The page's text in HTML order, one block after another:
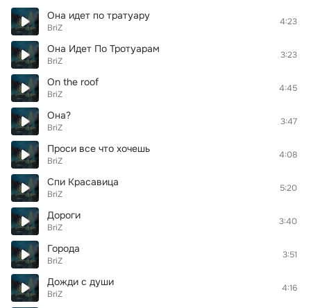
Она идет по тратуару
BriZ
4:23
Она Идет По Тротуарам
BriZ
3:23
On the roof
BriZ
4:45
Она?
BriZ
3:47
Проси все что хочешь
BriZ
4:08
Спи Красавица
BriZ
5:20
Дороги
BriZ
3:40
Города
BriZ
3:51
Дожди с души
BriZ
4:16